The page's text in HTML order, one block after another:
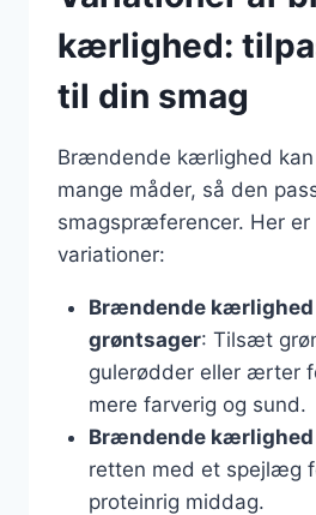
kærlighed:
til din smag
Brændende kærlighed kan
mange måder, så den
smagspræferencer. Her
variationer:
Brændende kærlighed
grøntsager: Tilsæt
gulerødder eller ærter
mere farverig og sund.
Brændende
retten med et spejlæg
proteinrig middag.